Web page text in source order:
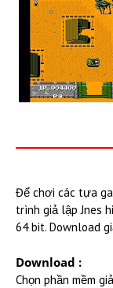
Để chơi các tựa
trình giả lập Jnes
64 bit. Download
Download :
Chọn phần mềm